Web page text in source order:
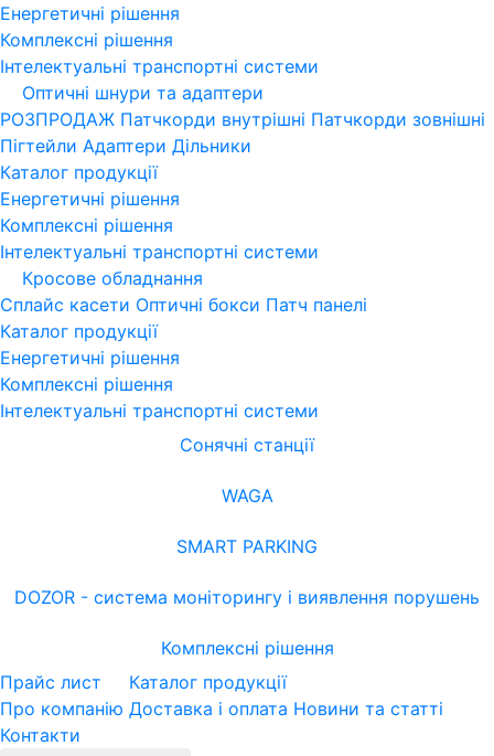
Енергетичні рішення
Комплексні рішення
Інтелектуальні транспортні системи
Оптичні шнури та адаптери
РОЗПРОДАЖ Патчкорди внутрішні Патчкорди зовнішні
Пігтейли Адаптери Дільники
Каталог продукції
Енергетичні рішення
Комплексні рішення
Інтелектуальні транспортні системи
Кросове обладнання
Сплайс касети Оптичні бокси Патч панелі
Каталог продукції
Енергетичні рішення
Комплексні рішення
Інтелектуальні транспортні системи
Сонячні станції
WAGA
SMART PARKING
DOZOR - система моніторингу і виявлення порушень
Комплексні рішення
Прайс лист
Каталог продукції
Про компанію Доставка і оплата Новини та статті
Контакти